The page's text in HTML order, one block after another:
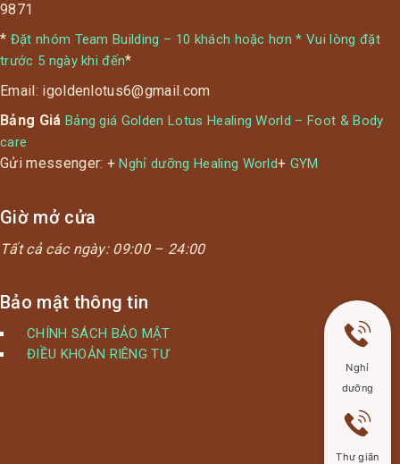
9871
* Đặt nhóm Team Building – 10 khách hoặc hơn * Vui lòng đặt
trước 5 ngày khi đến*
Email: igoldenlotus6@gmail.com
Bảng Giá Bảng giá Golden Lotus Healing World – Foot & Body
care
Gửi messenger: +Nghỉ dưỡng Healing World+ GYM
Giờ mở cửa
Tất cả các ngày: 09:00 – 24:00
Bảo mật thông tin
CHÍNH SÁCH BẢO MẬT
ĐIỀU KHOẢN RIÊNG TƯ
Nghỉ
dưỡng
Thư giãn